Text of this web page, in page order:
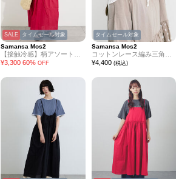
SALE タイムセール対象
Samansa Mos2
¥3,300 60%OFF
タイムセール対象
Samansa Mos2
¥4,400 (税込)